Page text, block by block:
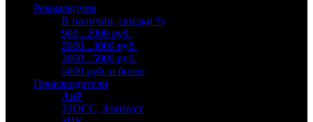
Рекомендуем
В наличии, скидки %
900...2000 руб.
2000...3000 руб.
3000...5000 руб.
5000 руб. и более
Производители
АиР
ЗЗОСС, Златоуст